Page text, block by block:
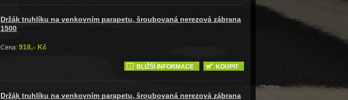
Držák truhlíku na venkovním parapetu, šroubovaná nerezová zábrana
1500
Cena: 918,- Kč
BLIŽŠÍ INFORMACE KOUPIT
Držák truhlíku na venkovním parapetu, šroubovaná nerezová zábrana